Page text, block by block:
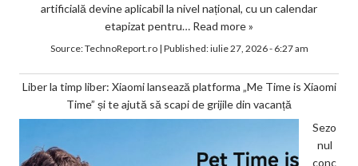
artificială devine aplicabil la nivel național, cu un calendar
etapizat pentru… Read more »
Source:TechnoReport.ro| Published:iulie 27, 2026 - 6:27 am
Liber la timp liber: Xiaomi lansează platforma „Me Time is Xiaomi
Time” și te ajută să scapi de grijile din vacanță
Sezo
nul
conc